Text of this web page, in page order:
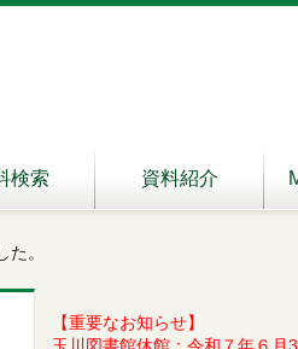
検索 資料紹介
。
【重要なお知らせ】